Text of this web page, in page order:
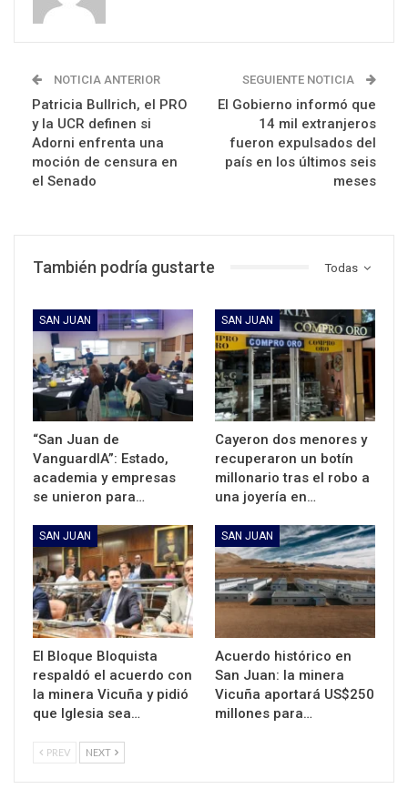
NOTICIA ANTERIOR
Patricia Bullrich, el PRO
y la UCR definen si
Adorni enfrenta una
moción de censura en
el Senado
SEGUIENTE NOTICIA
El Gobierno informó que
14 mil extranjeros
fueron expulsados del
país en los últimos seis
meses
Todas
También podría gustarte
SAN JUAN
“San Juan de
VanguardIA”: Estado,
academia y empresas
se unieron para…
SAN JUAN
Cayeron dos menores y
recuperaron un botín
millonario tras el robo a
una joyería en…
SAN JUAN
El Bloque Bloquista
respaldó el acuerdo con
la minera Vicuña y pidió
que Iglesia sea…
SAN JUAN
Acuerdo histórico en
San Juan: la minera
Vicuña aportará US$250
millones para…
PREV NEXT